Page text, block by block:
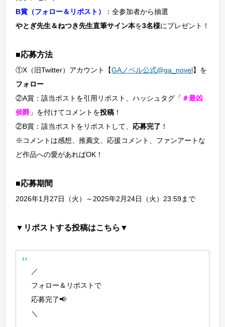
B賞（フォロー＆リポスト）
：全参加者から抽選
やとぎ先生＆ねつき先生直筆サイン本を3名様にプレゼント！
■応募方法
①X（旧Twitter）アカウント【GAノベル公式@ga_novel】を
フォロー
②A賞：該当ポストを引用リポスト、ハッシュタグ「 ＃最凶
侯爵 」を付けてコメントを投稿 ！
②B賞：該当ポストをリポストして、 応募完了 ！
※コメントは感想、推薦文、応援コメント、ファンアートな
ど作品への愛があればOK！
■応募期間
2026年1月27日（火）～2025年2月24日（火）23:59まで
▼リポストする投稿はこちら▼
／
フォロー＆リポストで
応募完了📢
＼